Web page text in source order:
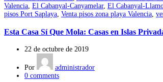
Valencia, El Cabanyal-Canyamelar, El Cabanyal-
pisos Port Saplaya, Venta pisos zona playa Valencia,
Esta Casa Sí Que Mola: Casas en Islas
22 de octubre de 2019
Por
administrador
0 comments